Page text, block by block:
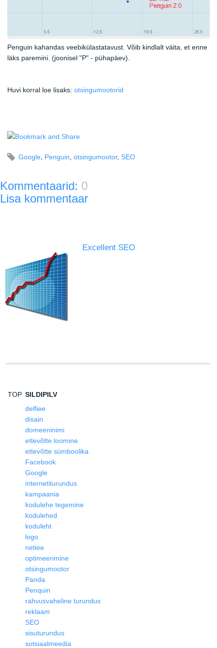
Penguin kahandas veebikülastatavust. Võib kindlalt väita, et enne
läks paremini. (joonisel "P" - pühapäev).
Huvi korral loe lisaks: otsingumootorid
Google Penguin otsingumootor, SEO
Kommentaarid: 0
Lisa kommentaar
Excellent SEO
TOP SILDIPILV
delfiee
disain
domeeninimi
ettevõtte loomine
ettevõtte sümboolika
Facebook
Google
internetiturundus
kampaania
kodulehe tegemine
kodulehed
koduleht
logo
netiee
optimeerimine
otsingumootor
Panda
Penquin
rahvusvaheline turundus
reklaam
SEO
sisuturundus
sotsiaalmeedia